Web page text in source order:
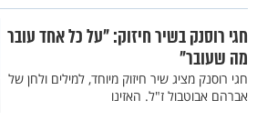
חגי רוסנק בשיר חיזוק: "על כל אחד עובר
מה שעובר"
חגי רוסנק מציג שיר חיזוק מיוחד, למילים ולחן של
אברהם אבוטבול ז"ל. האזינו